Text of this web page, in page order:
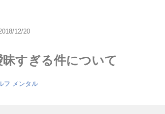
12/20
すぎる件について
フ メンタル